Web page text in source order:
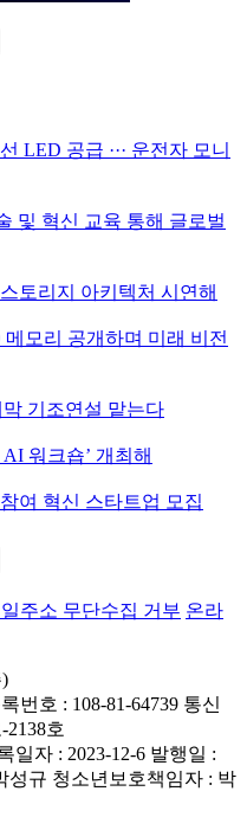
LED 공급 ··· 운전자 모니
및 혁신 교육 통해 글로벌
토리지 아키텍처 시연해
모리 공개하며 미래 비전
기조연설 맡는다
워크숍’ 개최해
여 혁신 스타트업 모집
주소 무단수집 거부 온라
번호 : 108-81-64739 통신
2138호
일자 : 2023-12-6 발행일 :
성규 청소년보호책임자 : 박